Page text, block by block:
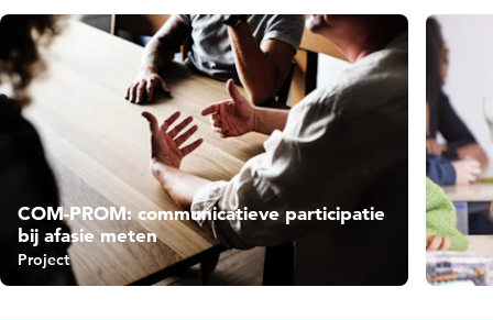
COM-PROM: communicatieve participatie
bij afasie meten
Project